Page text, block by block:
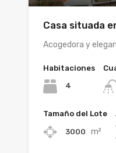
Casa situada
Acogedora y
Habitaciones
4
Tamaño del Lote
3000 m²